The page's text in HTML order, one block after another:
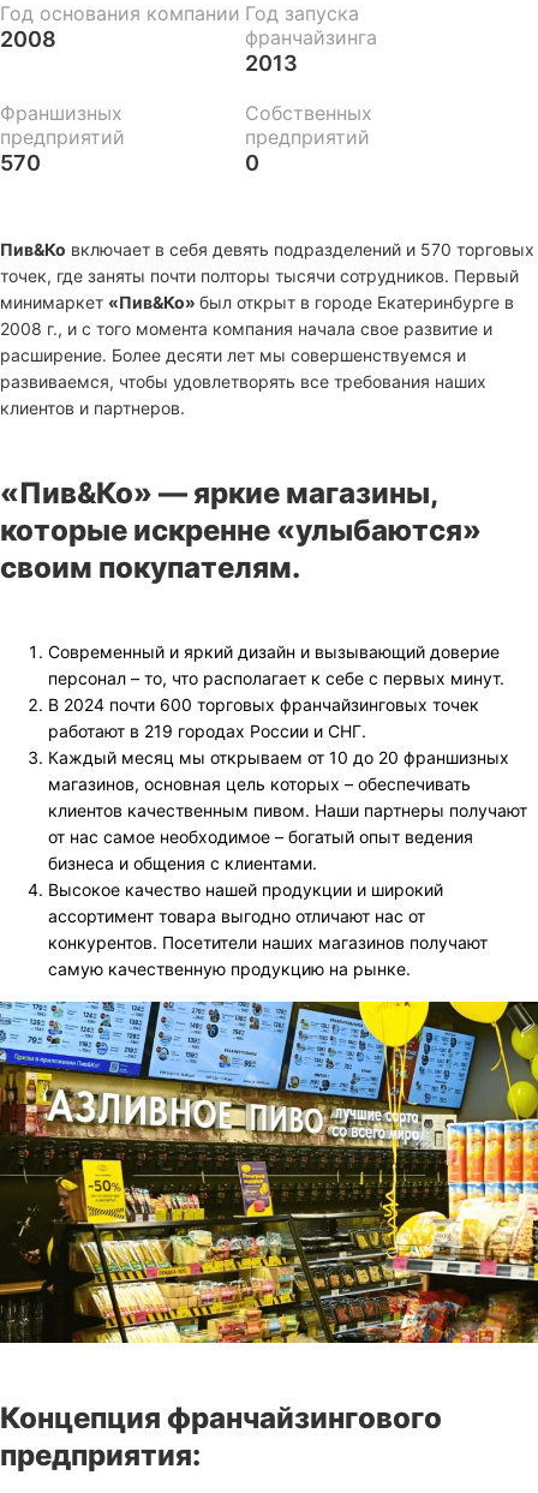
Год основания компании
2008
Год запуска
франчайзинга
2013
Франшизных
предприятий
570
Собственных
предприятий
0
Пив&Ко включает в себя девять подразделений и 570 торговых
точек, где заняты почти полторы тысячи сотрудников. Первый
минимаркет «Пив&Ко» был открыт в городе Екатеринбурге в
2008 г., и с того момента компания начала свое развитие и
расширение. Более десяти лет мы совершенствуемся и
развиваемся, чтобы удовлетворять все требования наших
клиентов и партнеров.
«Пив&Ко» — яркие магазины,
которые искренне «улыбаются»
своим покупателям.
Современный и яркий дизайн и вызывающий доверие
персонал – то, что располагает к себе с первых минут.
В 2024 почти 600 торговых франчайзинговых точек
работают в 219 городах России и СНГ.
Каждый месяц мы открываем от 10 до 20 франшизных
магазинов, основная цель которых – обеспечивать
клиентов качественным пивом. Наши партнеры получают
от нас самое необходимое – богатый опыт ведения
бизнеса и общения с клиентами.
Высокое качество нашей продукции и широкий
ассортимент товара выгодно отличают нас от
конкурентов. Посетители наших магазинов получают
самую качественную продукцию на рынке.
Концепция франчайзингового
предприятия: